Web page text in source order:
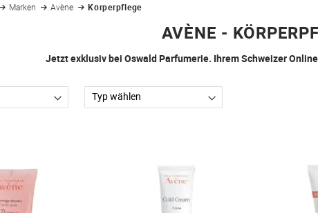
Marken Avène Körperpflege
AVÈNE -
Jetzt exklusiv bei Oswald Parfumerie. Ihrem Schweizer